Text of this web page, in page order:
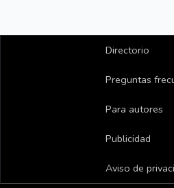
Directorio
Preguntas
Para autores
Publicidad
Aviso de